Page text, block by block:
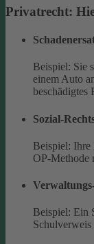
Privatrecht:
Beispiel: Sie
einem Auto
beschädigtes
Sozial-
Beispiel: Ihre
OP-Methode
Beispiel: Ein
Schulverweis